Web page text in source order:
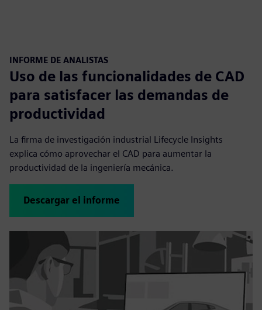
INFORME DE ANALISTAS
Uso de las funcionalidades de CAD
para satisfacer las demandas de
productividad
La firma de investigación industrial Lifecycle Insights
explica cómo aprovechar el CAD para aumentar la
productividad de la ingeniería mecánica.
Descargar el informe